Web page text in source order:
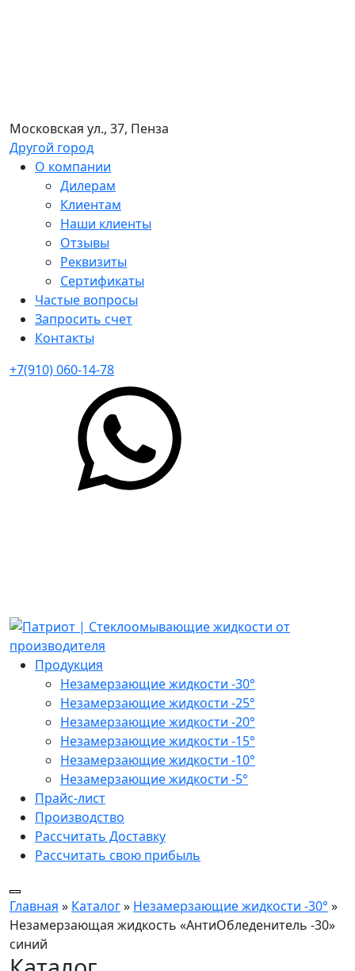
Московская ул., 37, Пенза
Другой город
О компании
Дилерам
Клиентам
Наши клиенты
Отзывы
Реквизиты
Сертификаты
Частые вопросы
Запросить счет
Контакты
+7(910) 060-14-78
Продукция
Незамерзающие жидкости -30°
Незамерзающие жидкости -25°
Незамерзающие жидкости -20°
Незамерзающие жидкости -15°
Незамерзающие жидкости -10°
Незамерзающие жидкости -5°
Прайс-лист
Производство
Рассчитать Доставку
Рассчитать свою прибыль
Главная » Каталог» Незамерзающие жидкости -30° »
Незамерзающая жидкость «АнтиОбледенитель -30»
синий